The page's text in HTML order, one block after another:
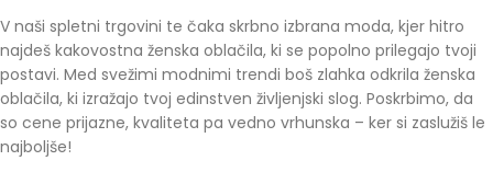
V naši spletni trgovini te čaka skrbno izbrana moda, kjer hitro
najdeš kakovostna ženska oblačila, ki se popolno prilegajo tvoji
postavi. Med svežimi modnimi trendi boš zlahka odkrila ženska
oblačila, ki izražajo tvoj edinstven življenjski slog. Poskrbimo, da
so cene prijazne, kvaliteta pa vedno vrhunska – ker si zaslužiš le
najboljše!